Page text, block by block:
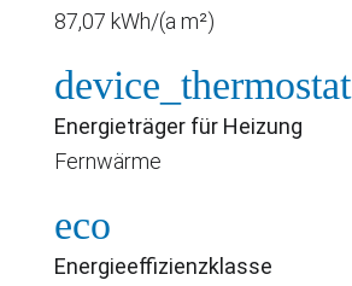
87,07 kWh/(a m²)
device_thermostat
Energieträger für Heizung
Fernwärme
eco
Energieeffizienzklasse